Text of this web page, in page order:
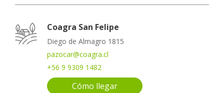
Coagra San Felipe
Diego de Almagro 1815
pazocar@coagra.cl
+56 9 9309 1482
Cómo llegar